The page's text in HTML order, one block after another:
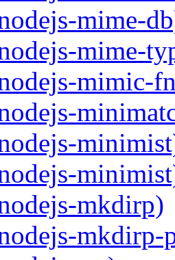
mime-
mime-
mimic-
mkdirp)
mkdirp-